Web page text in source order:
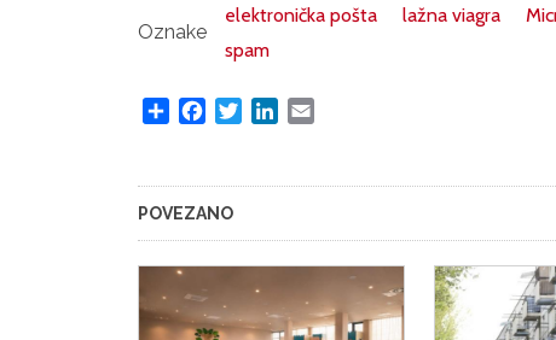
Oznake
elektronička pošta lažna viagra
spam
Share FacebookTwitterLinkedIn
POVEZANO